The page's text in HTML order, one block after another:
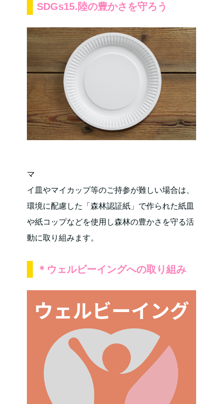
SDGs15.陸の豊かさを守ろう
マ
イ皿やマイカップ等のご持参が難しい場合は、
環境に配慮した「森林認証紙」で作られた紙皿
や紙コップなどを使用し森林の豊かさを守る活
動に取り組みます。
＊ ウェルビーイングへの取り組み